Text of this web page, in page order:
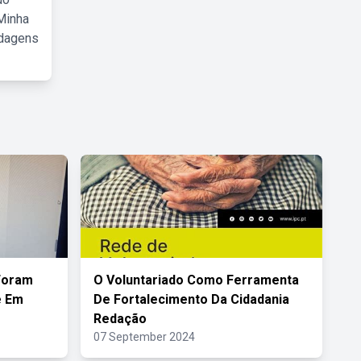
Em
O Voluntariado Como Ferramenta
De Fortalecimento Da Cidadania
Redação
07 September 2024